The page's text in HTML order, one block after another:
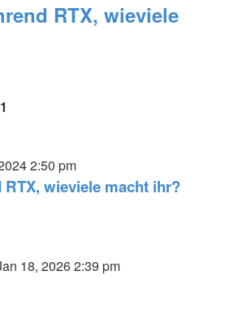
RTX, wieviele
1
2:50 pm
wieviele macht ihr?
18, 2026 2:39 pm